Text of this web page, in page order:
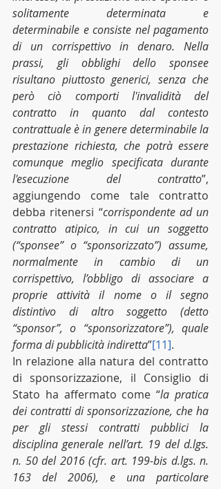
solitamente determinata e
determinabile e consiste nel pagamento
di un corrispettivo in denaro. Nella
prassi, gli obblighi dello sponsee
risultano piuttosto generici, senza che
però ciò comporti l'invalidità del
contratto in quanto dal contesto
contrattuale è in genere determinabile la
prestazione richiesta, che potrà essere
comunque meglio specificata durante
l'esecuzione del contratto”,
aggiungendo come tale contratto
debba ritenersi “corrispondente ad un
contratto atipico, in cui un soggetto
(“sponsee” o “sponsorizzato”) assume,
normalmente in cambio di un
corrispettivo, l’obbligo di associare a
proprie attività il nome o il segno
distintivo di altro soggetto (detto
“sponsor”, o “sponsorizzatore”), quale
forma di pubblicità indiretta”[11].
In relazione alla natura del contratto
di sponsorizzazione, il Consiglio di
Stato ha affermato come “la pratica
dei contratti di sponsorizzazione, che ha
per gli stessi contratti pubblici la
disciplina generale nell’art. 19 del d.lgs.
n. 50 del 2016 (cfr. art. 199-bis d.lgs. n.
163 del 2006), e una particolare